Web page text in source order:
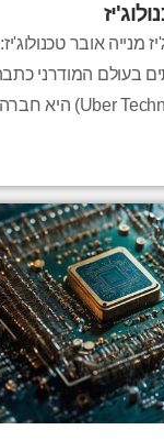
מנייה אובר
בעולם המודרני